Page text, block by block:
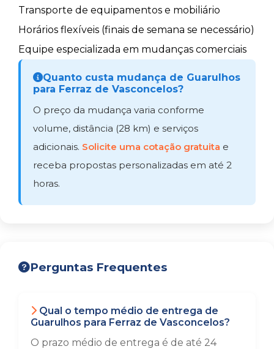
Transporte de equipamentos e mobiliário
Horários flexíveis (finais de semana se necessário)
Equipe especializada em mudanças comerciais
Quanto custa mudança de Guarulhos
para Ferraz de Vasconcelos?
O preço da mudança varia conforme
volume, distância (28 km) e serviços
adicionais. Solicite uma cotação gratuita e
receba propostas personalizadas em até 2
horas.
Perguntas Frequentes
Qual o tempo médio de entrega de
Guarulhos para Ferraz de Vasconcelos?
O prazo médio de entrega é de até 24